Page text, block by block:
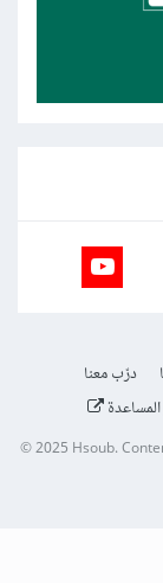
درّب معنا
© 2025 Hsoub.